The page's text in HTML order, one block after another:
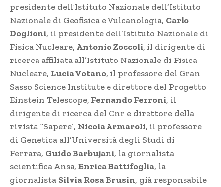
presidente dell’Istituto Nazionale dell’Istituto
Nazionale di Geofisica e Vulcanologia, Carlo
Doglioni, il presidente dell’Istituto Nazionale di
Fisica Nucleare, Antonio Zoccoli, il dirigente di
ricerca affiliata all’Istituto Nazionale di Fisica
Nucleare, Lucia Votano, il professore del Gran
Sasso Science Institute e direttore del Progetto
Einstein Telescope, Fernando Ferroni, il
dirigente di ricerca del Cnr e direttore della
rivista “Sapere”, Nicola Armaroli, il professore
di Genetica all’Università degli Studi di
Ferrara, Guido Barbujani, la giornalista
scientifica Ansa, Enrica Battifoglia, la
giornalista Silvia Rosa Brusin, già responsabile